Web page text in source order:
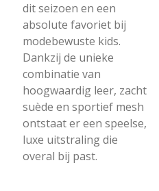
dit seizoen en een
absolute favoriet bij
modebewuste kids.
Dankzij de unieke
combinatie van
hoogwaardig leer, zacht
suède en sportief mesh
ontstaat er een speelse,
luxe uitstraling die
overal bij past.